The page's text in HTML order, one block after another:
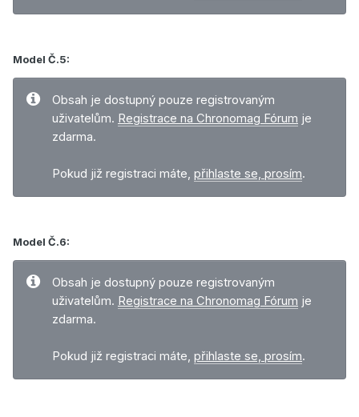
Model Č.5:
Obsah je dostupný pouze registrovaným
uživatelům. Registrace na Chronomag Fórum je
zdarma.
Pokud již registraci máte, přihlaste se, prosím.
Model Č.6:
Obsah je dostupný pouze registrovaným
uživatelům. Registrace na Chronomag Fórum je
zdarma.
Pokud již registraci máte, přihlaste se, prosím.